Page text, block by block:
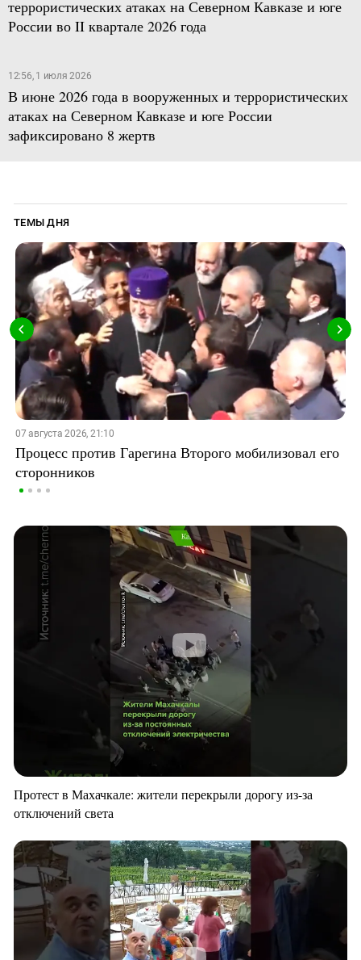
террористических атаках на Северном Кавказе и юге
России во II квартале 2026 года
12:56, 1 июля 2026
В июне 2026 года в вооруженных и террористических
атаках на Северном Кавказе и юге России
зафиксировано 8 жертв
ТЕМЫ ДНЯ
07 августа 2026, 21:10
Процесс против Гарегина Второго мобилизовал его
сторонников
Протест в Махачкале: жители перекрыли дорогу из-за
отключений света